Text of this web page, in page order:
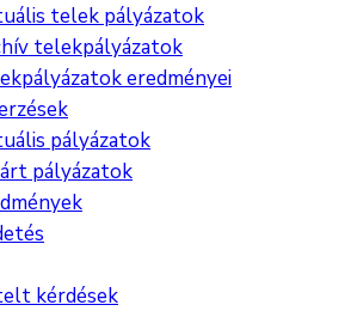
telek pályázatok
telekpályázatok
eredményei
pályázatok
pályázatok
kérdések